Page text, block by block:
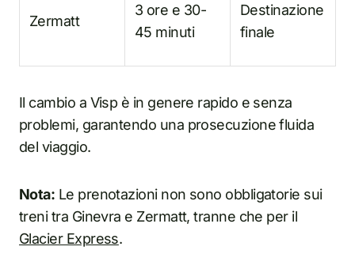
Zermatt
3 ore e 30-
45 minuti
Destinazione
finale
Il cambio a Visp è in genere rapido e senza
problemi, garantendo una prosecuzione fluida
del viaggio.
Nota: Le prenotazioni non sono obbligatorie sui
treni tra Ginevra e Zermatt, tranne che per il
Glacier Express.